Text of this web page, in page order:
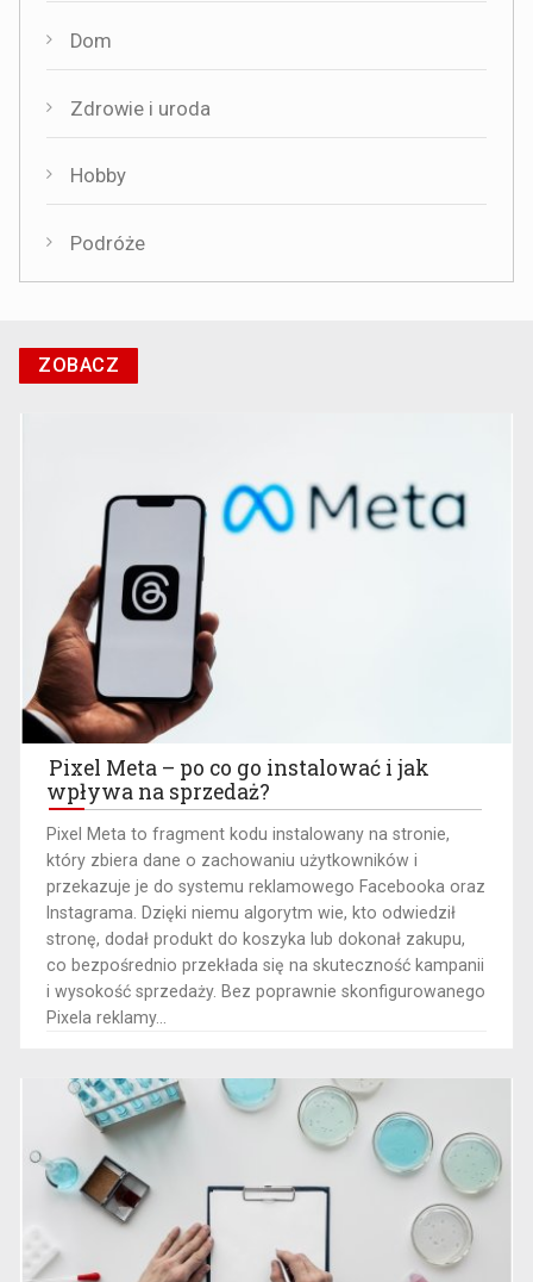
Dom
Zdrowie i uroda
Hobby
Podróże
ZOBACZ
Pixel Meta – po co go instalować i jak
wpływa na sprzedaż?
Pixel Meta to fragment kodu instalowany na stronie,
który zbiera dane o zachowaniu użytkowników i
przekazuje je do systemu reklamowego Facebooka oraz
Instagrama. Dzięki niemu algorytm wie, kto odwiedził
stronę, dodał produkt do koszyka lub dokonał zakupu,
co bezpośrednio przekłada się na skuteczność kampanii
i wysokość sprzedaży. Bez poprawnie skonfigurowanego
Pixela reklamy...